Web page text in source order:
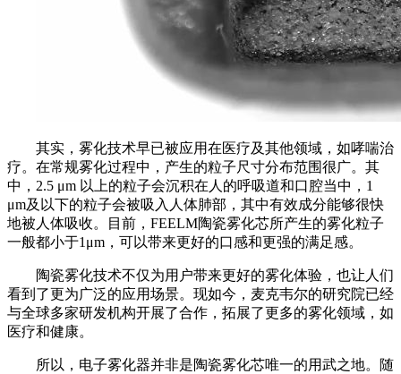
其实，雾化技术早已被应用在医疗及其他领域，如哮喘治
疗。在常规雾化过程中，产生的粒子尺寸分布范围很广。其
中，2.5 μm 以上的粒子会沉积在人的呼吸道和口腔当中，1
μm及以下的粒子会被吸入人体肺部，其中有效成分能够很快
地被人体吸收。目前，FEELM陶瓷雾化芯所产生的雾化粒子
一般都小于1μm，可以带来更好的口感和更强的满足感。
陶瓷雾化技术不仅为用户带来更好的雾化体验，也让人们
看到了更为广泛的应用场景。现如今，麦克韦尔的研究院已经
与全球多家研发机构开展了合作，拓展了更多的雾化领域，如
医疗和健康。
所以，电子雾化器并非是陶瓷雾化芯唯一的用武之地。随